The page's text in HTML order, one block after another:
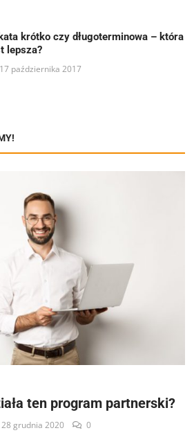
krótko czy długoterminowa – która
lepsza?
17 października 2017
ten program partnerski?
28 grudnia 2020 0